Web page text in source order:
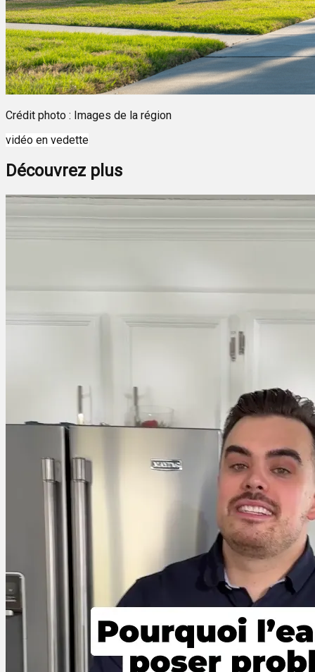
Crédit photo : Images de la région
vidéo en vedette
Découvrez plus